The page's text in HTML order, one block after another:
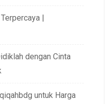
|
dengan Cinta
untuk Harga